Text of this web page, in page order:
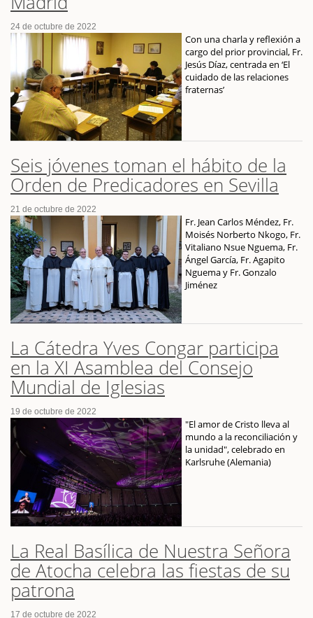
24 de octubre de 2022
Con una charla y reflexión a
cargo del prior provincial, Fr.
Jesús Díaz, centrada en ‘El
cuidado de las relaciones
fraternas’
Seis jóvenes toman el hábito de la
Orden de Predicadores en Sevilla
21 de octubre de 2022
Fr. Jean Carlos Méndez, Fr.
Moisés Norberto Nkogo, Fr.
Vitaliano Nsue Nguema, Fr.
Ángel García, Fr. Agapito
Nguema y Fr. Gonzalo
Jiménez
La Cátedra Yves Congar participa
en la XI Asamblea del Consejo
Mundial de Iglesias
19 de octubre de 2022
"El amor de Cristo lleva al
mundo a la reconciliación y
la unidad", celebrado en
Karlsruhe (Alemania)
La Real Basílica de Nuestra Señora
de Atocha celebra las fiestas de su
patrona
17 de octubre de 2022